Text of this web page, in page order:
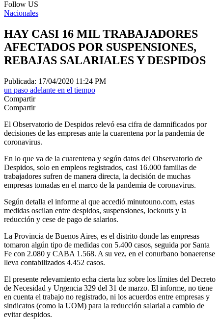
Follow US
Nacionales
HAY CASI 16 MIL TRABAJADORES
AFECTADOS POR SUSPENSIONES,
REBAJAS SALARIALES Y DESPIDOS
Publicada: 17/04/2020 11:24 PM
un paso adelante en el tiempo
Compartir
Compartir
El Observatorio de Despidos relevó esa cifra de damnificados por
decisiones de las empresas ante la cuarentena por la pandemia de
coronavirus.
En lo que va de la cuarentena y según datos del Observatorio de
Despidos, solo en empleos registrados, casi 16.000 familias de
trabajadores sufren de manera directa, la decisión de muchas
empresas tomadas en el marco de la pandemia de coronavirus.
Según detalla el informe al que accedió minutouno.com, estas
medidas oscilan entre despidos, suspensiones, lockouts y la
reducción y cese de pago de salarios.
La Provincia de Buenos Aires, es el distrito donde las empresas
tomaron algún tipo de medidas con 5.400 casos, seguida por Santa
Fe con 2.080 y CABA 1.568. A su vez, en el conurbano bonaerense
lleva contabilizados 4.452 casos.
El presente relevamiento echa cierta luz sobre los límites del Decreto
de Necesidad y Urgencia 329 del 31 de marzo. El informe, no tiene
en cuenta el trabajo no registrado, ni los acuerdos entre empresas y
sindicatos (como la UOM) para la reducción salarial a cambio de
evitar despidos.